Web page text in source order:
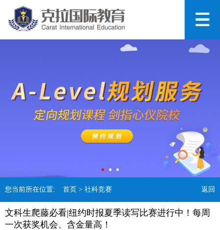
您当前所在位置: 首页 > 社科竞赛 返回
文科生爬藤必看|纽约时报夏季读写比赛进行中！每周
一次获奖机会、含金量高！